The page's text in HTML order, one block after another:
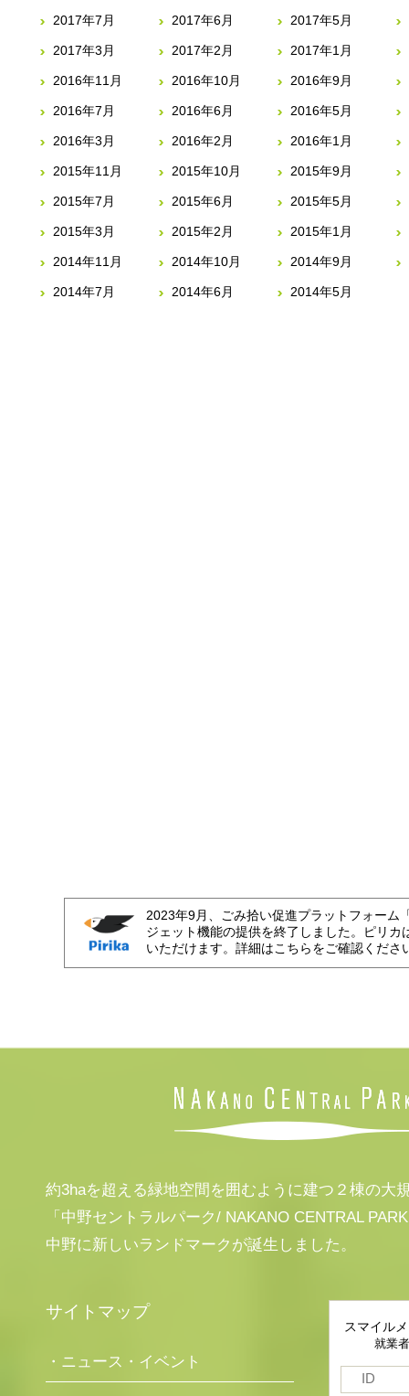
2017年7月 2017年6月 2017年5月
2017年3月 2017年2月 2017年1月
2016年11月 2016年10月 2016年9月
2016年7月 2016年6月 2016年5月
2016年3月 2016年2月 2016年1月
2015年11月 2015年10月 2015年9月
2015年7月 2015年6月 2015年5月
2015年3月 2015年2月 2015年1月
2014年11月 2014年10月 2014年9月
2014年7月 2014年6月 2014年5月
2023年9月、ごみ拾い促進プラットフォーム
ジェット機能の提供を終了しました。ピリカ
いただけます。詳細はこちらをご確認くださ
約3haを超える緑地空間を囲むように建つ２棟の大
「中野セントラルパーク/ NAKANO CENTRAL
中野に新しいランドマークが誕生しました。
サイトマップ
・ニュース・イベント
スマイル
就業